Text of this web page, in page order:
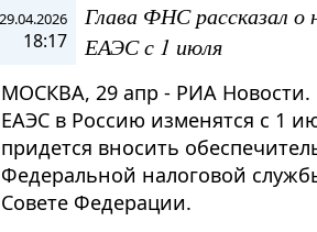
29.04.2026
18:17
Глава ФНС рассказал о
ЕАЭС с 1 июля
МОСКВА, 29 апр - РИА Новости.
ЕАЭС в Россию изменятся с 1
придется вносить
Федеральной налоговой
Совете Федерации.